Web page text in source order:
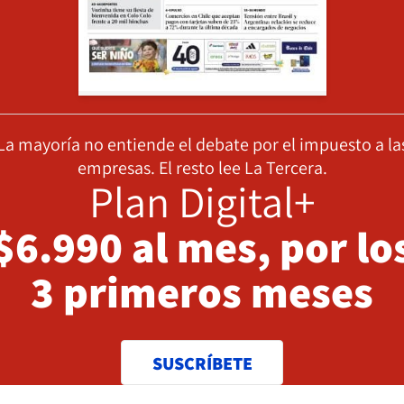
mayoría no entiende el debate por el impuesto a
empresas. El resto lee La Tercera.
Plan Digital+
al mes, por
3 primeros meses
SUSCRÍBETE